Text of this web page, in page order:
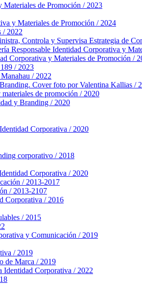
Materiales de Promoción / 2023
y Materiales de Promoción / 2024
/ 2022
Controla y Supervisa Estrategia de
Responsable Identidad Corporativa y
Corporativa y Materiales de Promoción /
/ 2023
/ 2022
Cover foto por Valentina Kallias /
de promoción / 2020
y Branding / 2020
Identidad Corporativa / 2020
corporativo / 2018
Corporativa / 2020
/ 2013-2017
/ 2013-2107
Corporativa / 2016
/ 2015
y Comunicación / 2019
/ 2019
de Marca / 2019
Identidad Corporativa / 2022